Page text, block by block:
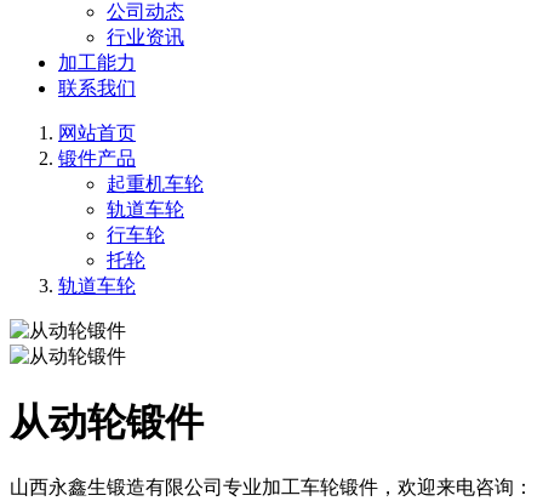
公司动态
行业资讯
加工能力
联系我们
网站首页
锻件产品
起重机车轮
轨道车轮
行车轮
托轮
轨道车轮
从动轮锻件
山西永鑫生锻造有限公司专业加工车轮锻件，欢迎来电咨询：